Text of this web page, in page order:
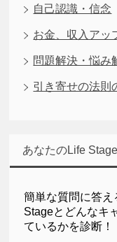
自己認識・信念
お金、収入アッ
問題解決・悩み
引き寄せの法則
あなたのLife
簡単な質問に答え
Stageとどんなキ
ているかを診断！